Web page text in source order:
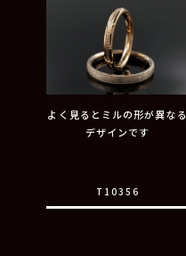
よく見るとミルの形が異なる
デザインです
T10356